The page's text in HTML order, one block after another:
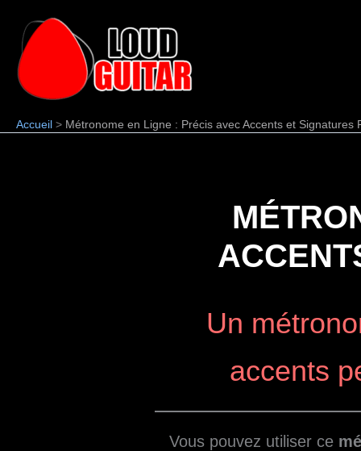
contenu
Accueil Métronome en Ligne : Précis avec Accents et Signatures
Un
accents
Vous pouvez utiliser ce